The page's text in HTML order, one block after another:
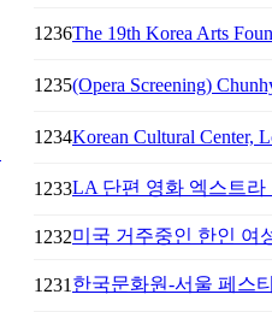
1236The 19th Korea Arts
1235(Opera Screening)
1234Korean Cultural Center,
1233LA 단편 영화 엑스트
1232미국 거주중인 한인 여
1231 한국문화원-서울 페스